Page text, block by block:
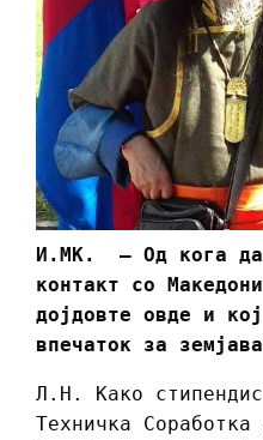
И.МК. – Од кога
контакт со
дојдовте овде и
впечаток за
Л.Н. Како
Техничка Соработка